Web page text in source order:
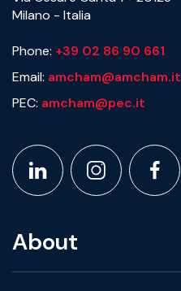
Milano - Italia
Phone: +39 02 86 90 661
Email: amcham@amcham.it
PEC: amcham@pec.it
About